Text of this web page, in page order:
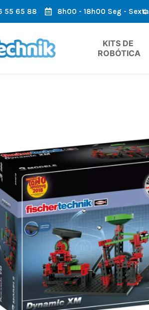
55 65 88 8h00 - 18h00 Seg - Sexta
ENVIO RÁPIDO, CHEGADA RÁPIDA
KITS DE
ROBÓTICA